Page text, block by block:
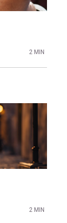
2 MIN
2 MIN